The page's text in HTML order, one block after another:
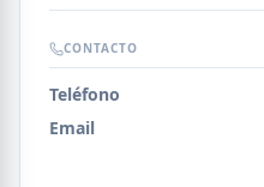
CONTACTO
Teléfono
Email